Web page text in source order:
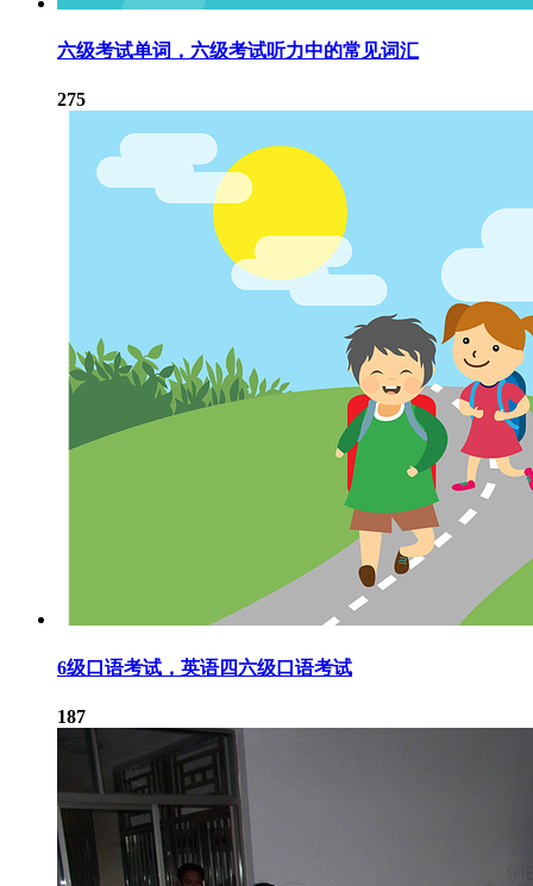
六级考试单词，六级考试听力中的常见词汇
275
6级口语考试，英语四六级口语考试
187